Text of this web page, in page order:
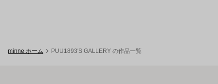
minne ホーム PUU1893'S GALLERY の作品一覧